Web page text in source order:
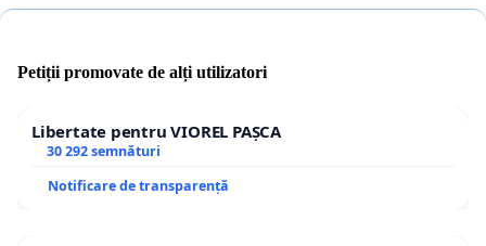
Petiții promovate de alți utilizatori
Libertate pentru VIOREL PAȘCA
30 292 semnături
Notificare de transparență